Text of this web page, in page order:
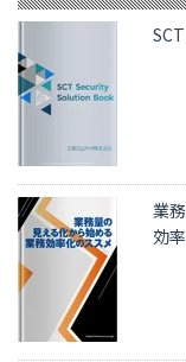
業
効